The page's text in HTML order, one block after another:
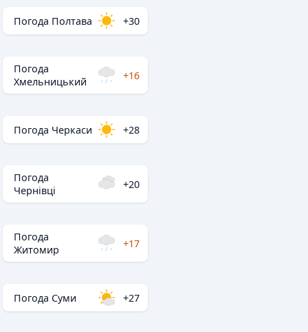
Погода Полтава +30
Погода
Хмельницький
+16
Погода Черкаси +28
Погода
Чернівці
+20
Погода
Житомир
+17
Погода Суми +27